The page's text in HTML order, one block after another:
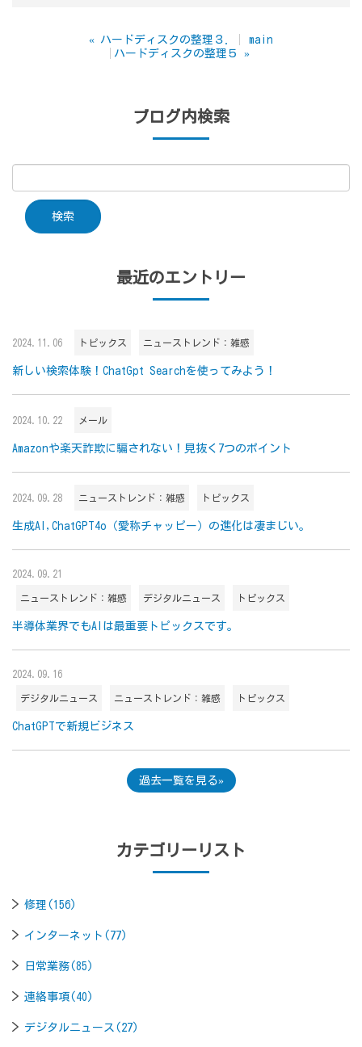
« ハードディスクの整理３．
main
ハードディスクの整理５
»
ブログ内検索
最近のエントリー
2024.11.06 トピックス ニューストレンド：雑感
新しい検索体験！ChatGpt Searchを使ってみよう！
2024.10.22 メール
Amazonや楽天詐欺に騙されない！見抜く7つのポイント
2024.09.28 ニューストレンド：雑感 トピックス
生成AI,ChatGPT4o（愛称チャッピー）の進化は凄まじい。
2024.09.21
ニューストレンド：雑感 デジタルニュース トピックス
半導体業界でもAIは最重要トピックスです。
2024.09.16
デジタルニュース ニューストレンド：雑感 トピックス
ChatGPTで新規ビジネス
過去一覧を見る
カテゴリーリスト
修理(156)
インターネット(77)
日常業務(85)
連絡事項(40)
デジタルニュース(27)